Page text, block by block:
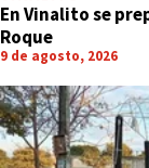
En Vinalito se
Roque
9 de agosto, 2026